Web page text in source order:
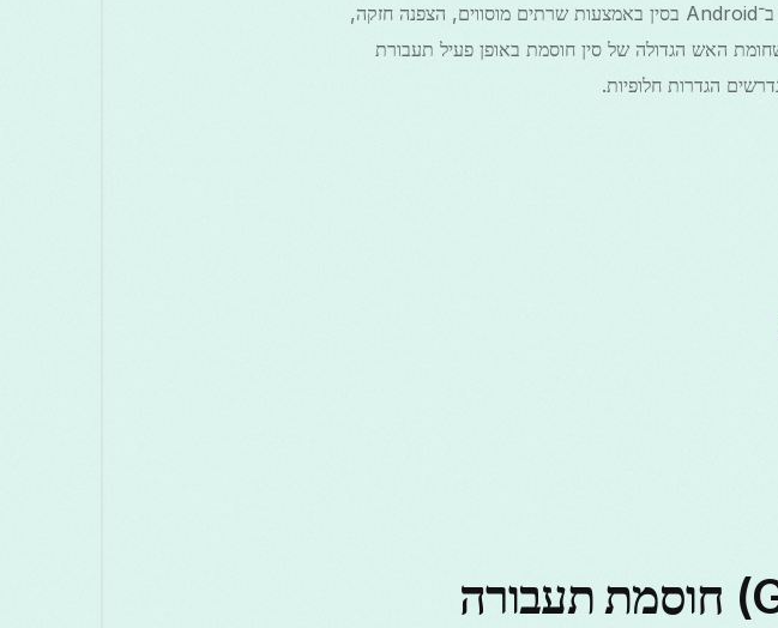
כן — Free VPN Grass יכול לעיתים לעקוף מגבלות אינטרנט רבות ב־Android בסין באמצעות שרתים מוסווים, הצפנה חזקה,
האש הגדולה של סין חוסמת באופן פעיל תעבורת